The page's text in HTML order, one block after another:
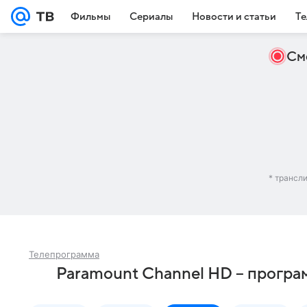
Фильмы Сериалы Новости и статьи
*
Телепрограмма
Paramount Channel HD –